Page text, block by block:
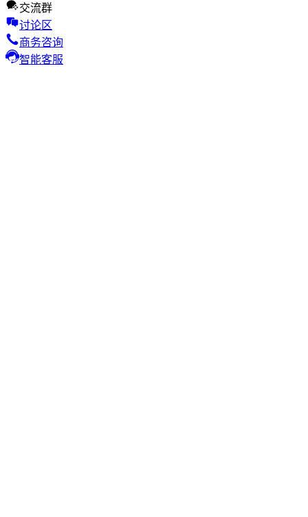
交流群
讨论区
商务咨询
智能客服